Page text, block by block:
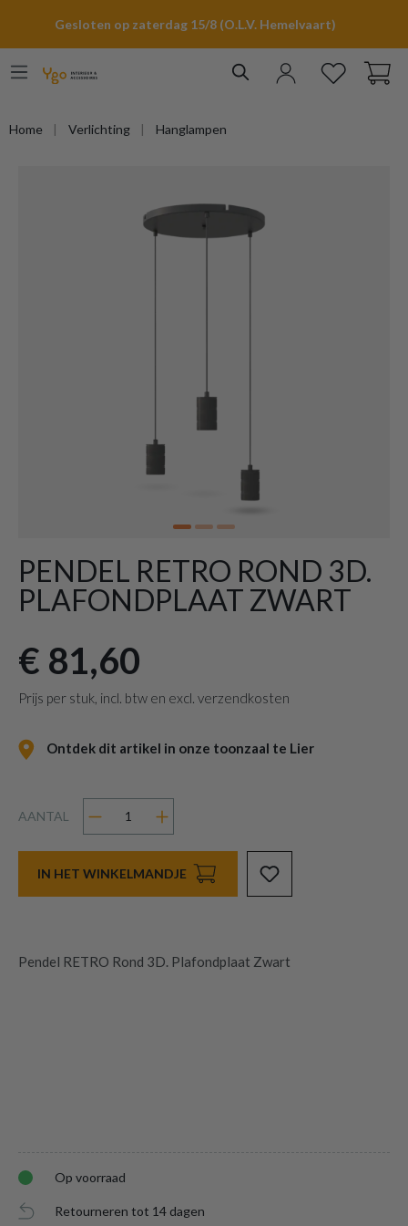
Gesloten op zaterdag 15/8 (O.L.V. Hemelvaart)
Home Verlichting Hanglampen
PENDEL RETRO ROND 3D.
PLAFONDPLAAT ZWART
€ 81,60
Prijs per stuk, incl. btw en excl. verzendkosten
Ontdek dit artikel in onze toonzaal te Lier
AANTAL
IN HET WINKELMANDJE
Pendel RETRO Rond 3D. Plafondplaat Zwart
Op voorraad
Retourneren tot 14 dagen